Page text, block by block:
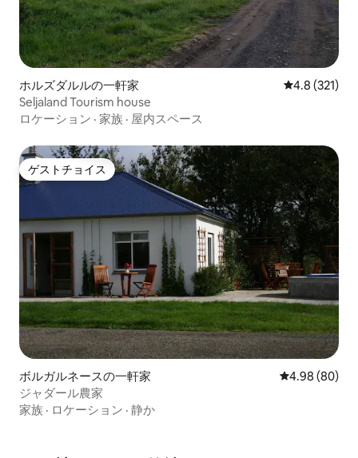
ホルズダルルの一軒家 レビュー321
4.8 (321)
Seljaland Tourism house
ロケーション · 家族 · 屋内スペース
ゲストチョイス
ゲストチョイス
ボルガルネースの一軒家 レビュー80件
4.98 (80)
ジャダール農家
家族 · ロケーション · 静か